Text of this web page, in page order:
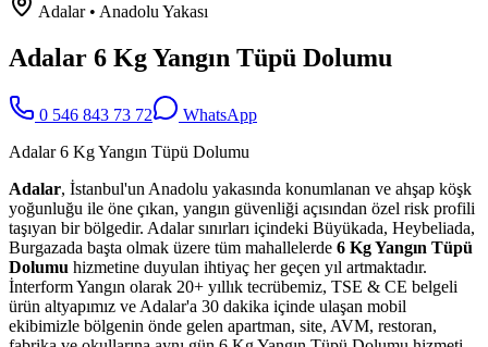
Adalar• Anadolu Yakası
Adalar 6 Kg Yangın Tüpü Dolumu
0 546 843 73 72
WhatsApp
Adalar 6 Kg Yangın Tüpü Dolumu
Adalar, İstanbul'un Anadolu yakasında konumlanan ve ahşap köşk
yoğunluğu ile öne çıkan, yangın güvenliği açısından özel risk profili
taşıyan bir bölgedir. Adalar sınırları içindeki Büyükada, Heybeliada,
Burgazada başta olmak üzere tüm mahallelerde 6 Kg Yangın Tüpü
Dolumu hizmetine duyulan ihtiyaç her geçen yıl artmaktadır.
İnterform Yangın olarak 20+ yıllık tecrübemiz, TSE & CE belgeli
ürün altyapımız ve Adalar'a 30 dakika içinde ulaşan mobil
ekibimizle bölgenin önde gelen apartman, site, AVM, restoran,